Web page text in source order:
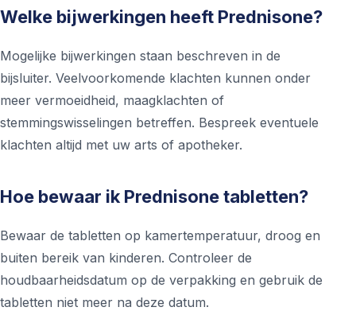
Welke bijwerkingen heeft Prednisone?
Mogelijke bijwerkingen staan beschreven in de
bijsluiter. Veelvoorkomende klachten kunnen onder
meer vermoeidheid, maagklachten of
stemmingswisselingen betreffen. Bespreek eventuele
klachten altijd met uw arts of apotheker.
Hoe bewaar ik Prednisone tabletten?
Bewaar de tabletten op kamertemperatuur, droog en
buiten bereik van kinderen. Controleer de
houdbaarheidsdatum op de verpakking en gebruik de
tabletten niet meer na deze datum.